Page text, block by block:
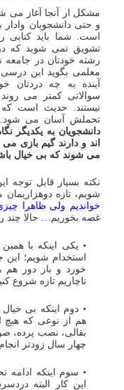
مشکل از آنجا آغاز می
و حتی دانشجویان
است. شما باید کتابی
تشویق نمی شوید که
رشته خودتان در جامعه
معلمی بگوید این درسی
آینده به چه دردتان
سوالاتی کمتر می
نیستند. حدیث است
تحملش آسان می شود.
دانشجویان به یکدیگر
اند و دارند گیم بازی
می شوند که بی خیال
نکته بسیار قابل
شویم، تازه دوهزاریمان
خواندیم ولی ظاهرا
غصه بخوریم… حالا چند
• یکی اینکه با
استخدام شویم؛ این
خورد و باز دور
ناچاریم تازه شروع
• دوم اینکه بی
هم از نوعی که هیچ
بقالی، نصب پرده،
چهار سال زودتر
• سوم اینکه ادامه
این کار البته